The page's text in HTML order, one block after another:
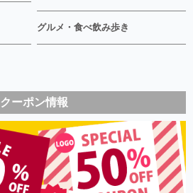
グルメ・食べ飲み歩き
クーポン情報